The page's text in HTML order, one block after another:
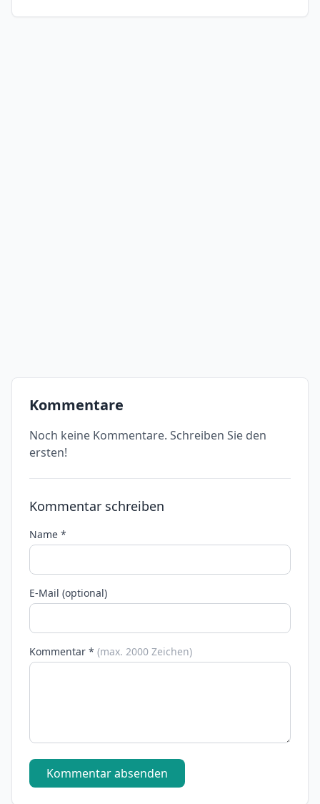
Kommentare
Noch keine Kommentare. Schreiben Sie den
ersten!
Kommentar schreiben
Name *
E-Mail (optional)
Kommentar * (max. 2000 Zeichen)
Kommentar absenden